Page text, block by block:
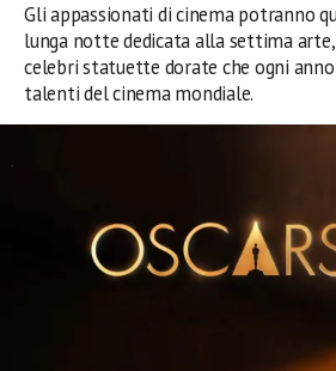
Gli appassionati di cinema potranno
lunga notte dedicata alla settima
celebri statuette dorate che ogni
talenti del cinema mondiale.